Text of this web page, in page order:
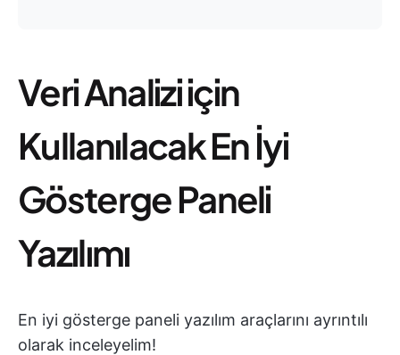
Veri Analizi için
Kullanılacak En İyi
Gösterge Paneli
Yazılımı
En iyi gösterge paneli yazılım araçlarını ayrıntılı
olarak inceleyelim!